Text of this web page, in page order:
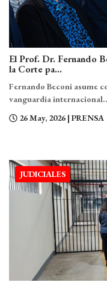
El Prof. Dr. Fernando
la Corte pa...
Fernando Beconi asume
vanguardia
26 May, 2026 | PRENSA
JUDICIALES